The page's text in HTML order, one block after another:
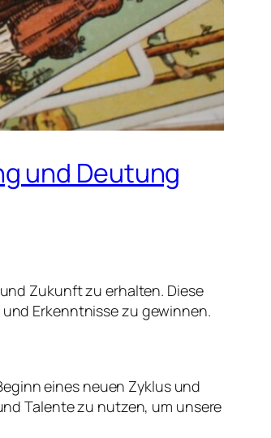
und Deutung
Zukunft zu erhalten. Diese
Erkenntnisse zu gewinnen.
eines neuen Zyklus und
Talente zu nutzen, um unsere